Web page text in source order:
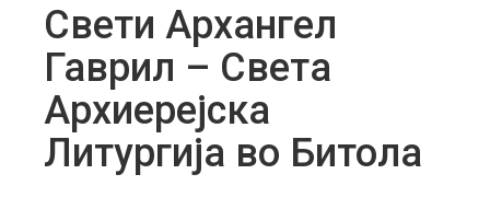
Свети Архангел
Гаврил – Света
Архиерејска
Литургија во Битола